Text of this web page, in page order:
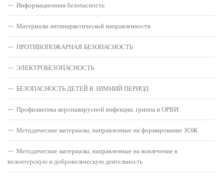
Информационная безопасность
Материалы антинаркотической направленности
ПРОТИВОПОЖАРНАЯ БЕЗОПАСНОСТЬ
ЭЛЕКТРОБЕЗОПАСНОСТЬ
БЕЗОПАСНОСТЬ ДЕТЕЙ В ЗИМНИЙ ПЕРИОД
Профилактика коронавирусной инфекции, гриппа и ОРВИ
Методические материалы, направленные на формирование ЗОЖ
Методические материалы, направленные на вовлечение в
волонтерскую и добровольческую деятельность